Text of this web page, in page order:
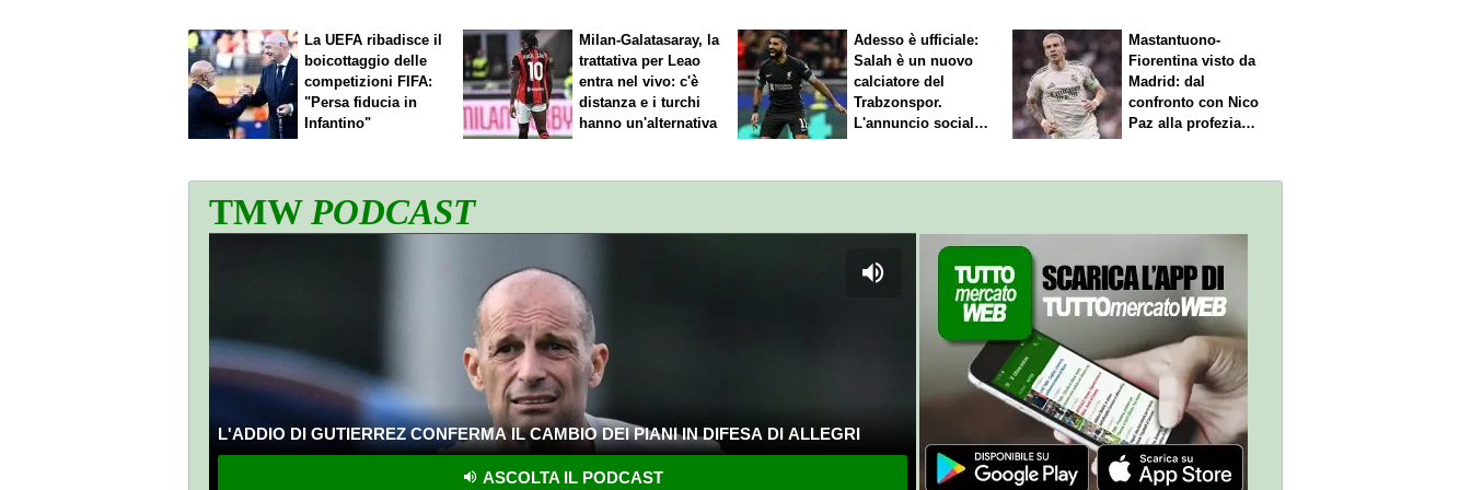
La UEFA ribadisce il
boicottaggio delle
competizioni FIFA:
"Persa fiducia in
Infantino"
Milan-Galatasaray, la
trattativa per Leao
entra nel vivo: c'è
distanza e i turchi
hanno un'alternativa
Adesso è ufficiale:
Salah è un nuovo
calciatore del
Trabzonspor.
L'annuncio social
Mastantuono-
Fiorentina visto da
Madrid: dal
confronto con Nico
Paz alla profezia
TMWPODCAST
L'ADDIO DI GUTIERREZ CONFERMA IL CAMBIO DEI PIANI IN DIFESA DI ALLEGRI
ASCOLTA IL PODCAST